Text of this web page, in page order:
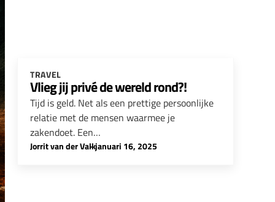
TRAVEL
Vlieg jij privé de wereld rond?!
Tijd is geld. Net als een prettige persoonlijke
relatie met de mensen waarmee je
zakendoet. Een…
Jorrit van der Valk
-januari 16, 2025